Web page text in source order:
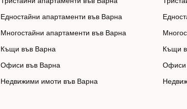
Едностайни апартаменти във Варна
Многостайни апартаменти във Варна
Къщи във Варна
Офиси във Варна
Недвижими имоти във Варна
Къщи
Офиси